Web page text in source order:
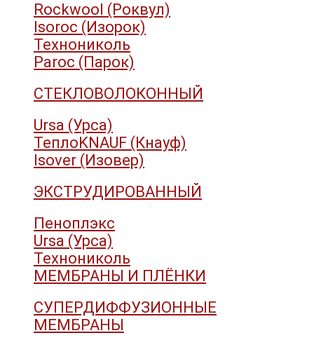
Rockwool (Роквул)
Isoroc (Изорок)
Технониколь
Paroc (Парок)
СТЕКЛОВОЛОКОННЫЙ
Ursa (Урса)
ТеплоKNAUF (Кнауф)
Isover (Изовер)
ЭКСТРУДИРОВАННЫЙ
Пеноплэкс
Ursa (Урса)
Технониколь
МЕМБРАНЫ И ПЛЁНКИ
СУПЕРДИФФУЗИОННЫЕ
МЕМБРАНЫ